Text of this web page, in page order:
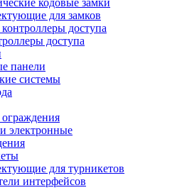
для замков
доступа
доступа
панели
системы
электронные
для турникетов
интерфейсов